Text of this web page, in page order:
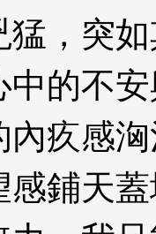
猛，突
中的不
內疚感
感鋪天